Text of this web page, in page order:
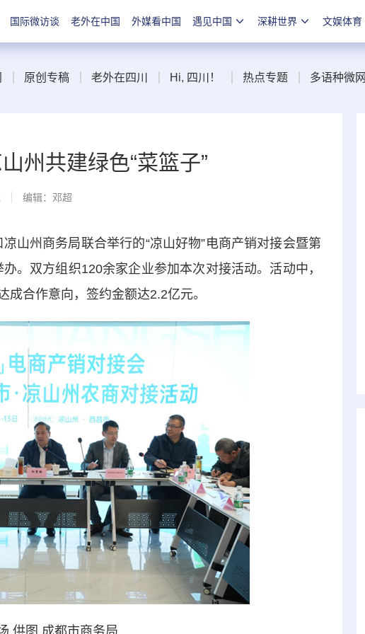
国际微访谈 老外在中国 外媒看中国 遇见中国 深耕世界 文娱体育
原创专稿 老外在四川 Hi, 四川！ 热点专题 多语种微网
州共建绿色“菜篮子”
编辑：邓超
州商务局联合举行的“凉山好物”电商产销对接会暨第
。双方组织120余家企业参加本次对接活动。活动中，
合作意向，签约金额达2.2亿元。
供图 成都市商务局